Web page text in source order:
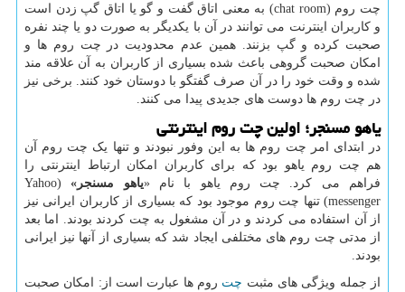
چت روم (chat room)
به معنی اتاق گفت و گو یا اتاق گپ زدن است
و کاربران اینترنت می توانند در آن با یکدیگر به صورت دو یا چند نفره
صحبت کرده و گپ بزنند. همین عدم محدودیت در چت روم ها و
امکان صحبت گروهی باعث شده بسیاری از کاربران به آن علاقه مند
شده و وقت خود را در آن صرف گفتگو با دوستان خود کنند. برخی نیز
در چت روم ها دوست های جدیدی پیدا می کنند
یاهو مسنجر؛ اولین چت روم اینترنتی
در ابتدای امر چت روم ها به این وفور نبودند و تنها یک چت روم آن
هم چت روم یاهو بود که برای کاربران امکان ارتباط اینترنتی را
فراهم می کرد. چت روم یاهو با نام «یاهو مسنجر»
(Yahoo
messenger)
تنها چت روم موجود بود که بسیاری از کاربران ایرانی نیز
از آن استفاده می کردند و در آن مشغول به چت کردند بودند. اما بعد
از مدتی چت روم های مختلفی ایجاد شد که بسیاری از آنها نیز ایرانی
بودند
از جمله ویژگی های مثبت چت روم ها عبارت است از: امکان صحبت